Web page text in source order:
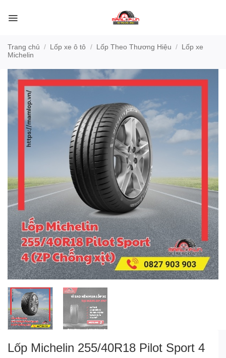
qua
Trang chủ / Lốp xe ô tô / Lốp Theo Thương Hiệu / Lốp xe
Michelin
Lốp Michelin 255/40R18 Pilot Sport 4